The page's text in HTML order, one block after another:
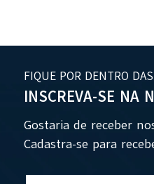
FIQUE POR DENTRO
INSCREVA-SE NA
Gostaria de receber
Cadastra-se para